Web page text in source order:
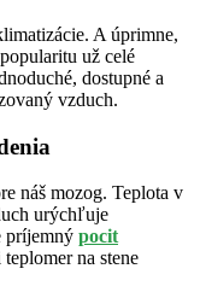
A úprimne,
už celé
dostupné a
vzduch.
náš mozog. Teplota v
urýchľuje
príjemný pocit
na stene